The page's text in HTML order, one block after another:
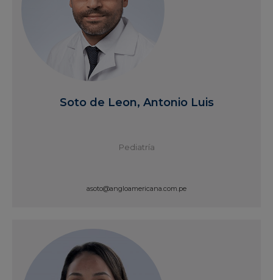
Soto de Leon, Antonio Luis
Pediatría
asoto@angloamericana.com.pe